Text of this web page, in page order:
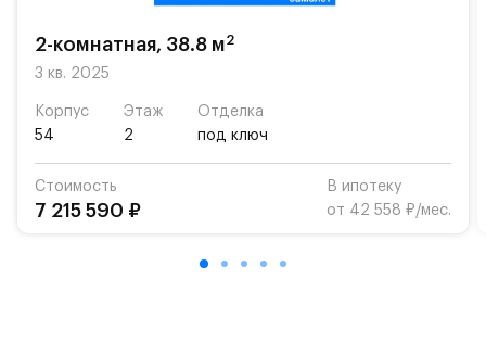
возможность посещения частной гимназии
Для автомобилистов — закрытые озеленённые
Территория квартала приватная, въезд
осуществляется по пропускам.#yan19-2r1521037#
2-комнатная, 38.8 м2
3 кв. 2025
Корпус
54
Этаж
2
Отделка
под ключ
Стоимость
7 215 590 ₽
В ипотеку
от 42 558 ₽/мес.